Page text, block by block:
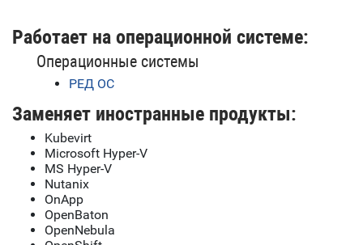
Работает на операционной системе:
Операционные системы
РЕД ОС
Заменяет иностранные продукты:
Kubevirt
Microsoft Hyper-V
MS Hyper-V
Nutanix
OnApp
OpenBaton
OpenNebula